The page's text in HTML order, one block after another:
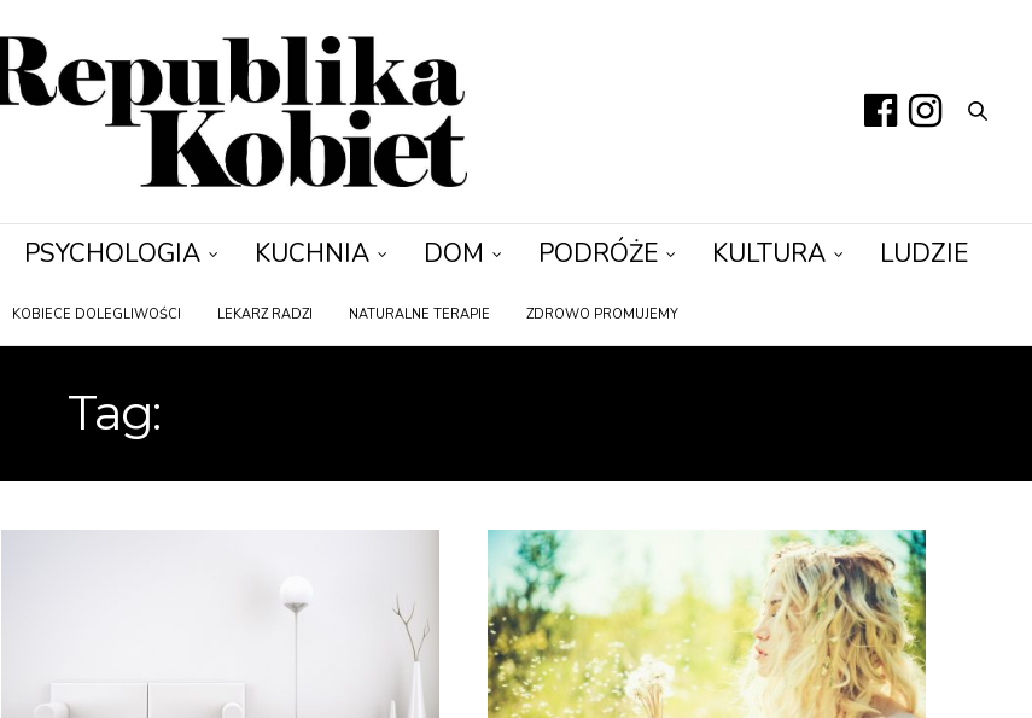
PSYCHOLOGIA KUCHNIA DOM PODRÓŻE KULTURA LUDZIE
KOBIECE DOLEGLIWOŚCI LEKARZ RADZI NATURALNE TERAPIE ZDROWO PROMUJEMY
Tag: